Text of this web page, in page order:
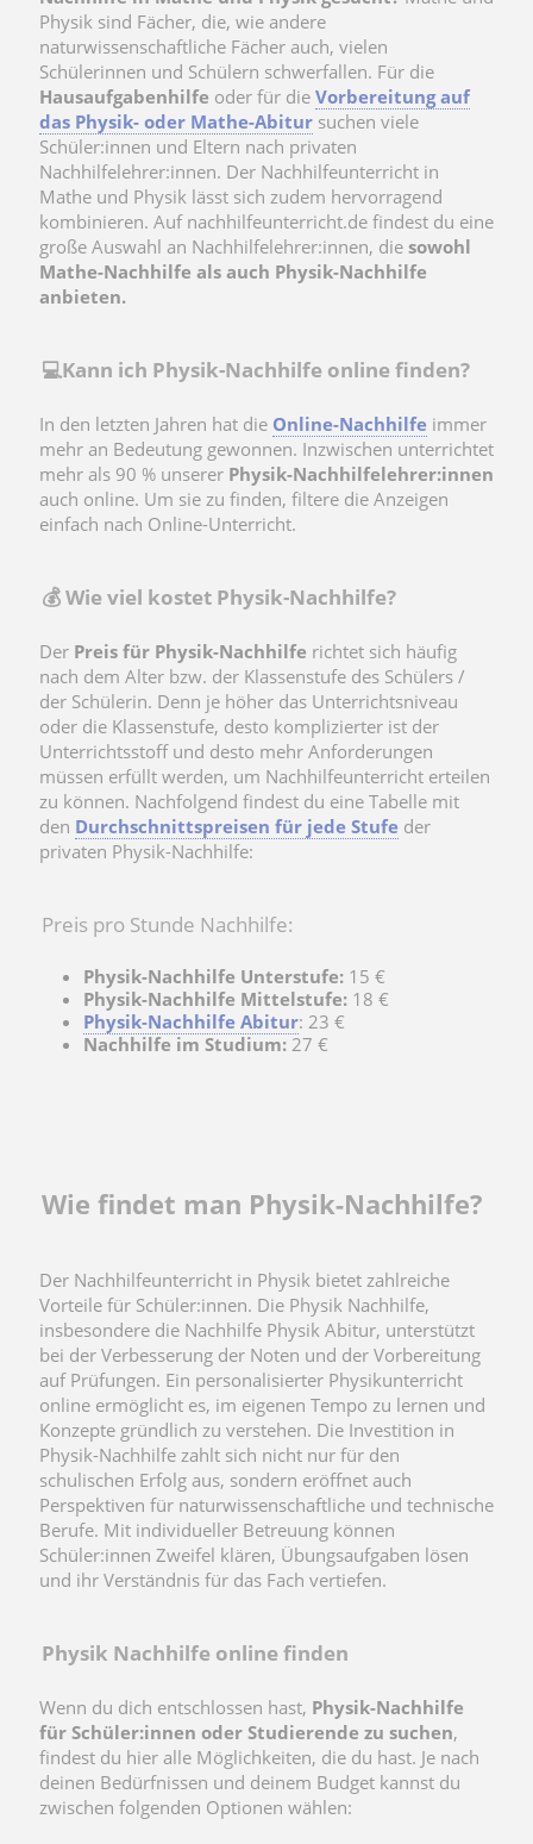
Physik sind Fächer, die, wie andere
naturwissenschaftliche Fächer auch, vielen
Schülerinnen und Schülern schwerfallen. Für die
Hausaufgabenhilfe oder für die Vorbereitung auf
das Physik- oder Mathe-Abitur suchen viele
Schüler:innen und Eltern nach privaten
Nachhilfelehrer:innen. Der Nachhilfeunterricht in
Mathe und Physik lässt sich zudem hervorragend
kombinieren. Auf nachhilfeunterricht.de findest du eine
große Auswahl an Nachhilfelehrer:innen, die sowohl
Mathe-Nachhilfe als auch Physik-Nachhilfe
anbieten.
💻Kann ich Physik-Nachhilfe online finden?
In den letzten Jahren hat die Online-Nachhilfe immer
mehr an Bedeutung gewonnen. Inzwischen unterrichtet
mehr als 90 % unserer Physik-Nachhilfelehrer:innen
auch online. Um sie zu finden, filtere die Anzeigen
einfach nach Online-Unterricht.
💰 Wie viel kostet Physik-Nachhilfe?
Der Preis für Physik-Nachhilfe richtet sich häufig
nach dem Alter bzw. der Klassenstufe des Schülers /
der Schülerin. Denn je höher das Unterrichtsniveau
oder die Klassenstufe, desto komplizierter ist der
Unterrichtsstoff und desto mehr Anforderungen
müssen erfüllt werden, um Nachhilfeunterricht erteilen
zu können. Nachfolgend findest du eine Tabelle mit
den Durchschnittspreisen für jede Stufe der
privaten Physik-Nachhilfe:
Preis pro Stunde Nachhilfe:
Physik-Nachhilfe Unterstufe: 15 €
Physik-Nachhilfe Mittelstufe: 18 €
Physik-Nachhilfe Abitur: 23 €
Nachhilfe im Studium: 27 €
Wie findet man Physik-Nachhilfe?
Der Nachhilfeunterricht in Physik bietet zahlreiche
Vorteile für Schüler:innen. Die Physik Nachhilfe,
insbesondere die Nachhilfe Physik Abitur, unterstützt
bei der Verbesserung der Noten und der Vorbereitung
auf Prüfungen. Ein personalisierter Physikunterricht
online ermöglicht es, im eigenen Tempo zu lernen und
Konzepte gründlich zu verstehen. Die Investition in
Physik-Nachhilfe zahlt sich nicht nur für den
schulischen Erfolg aus, sondern eröffnet auch
Perspektiven für naturwissenschaftliche und technische
Berufe. Mit individueller Betreuung können
Schüler:innen Zweifel klären, Übungsaufgaben lösen
und ihr Verständnis für das Fach vertiefen.
Physik Nachhilfe online finden
Wenn du dich entschlossen hast, Physik-Nachhilfe
für Schüler:innen oder Studierende zu suchen,
findest du hier alle Möglichkeiten, die du hast. Je nach
deinen Bedürfnissen und deinem Budget kannst du
zwischen folgenden Optionen wählen: